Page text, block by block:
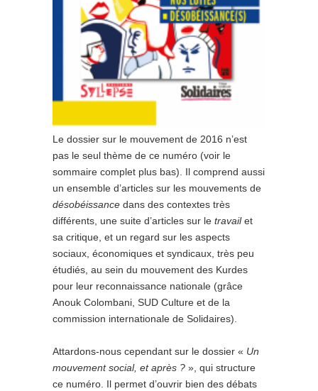
Le dossier sur le mouvement de 2016 n’est
pas le seul thème de ce numéro (voir le
sommaire complet plus bas). Il comprend aussi
un ensemble d’articles sur les mouvements de
désobéissance dans des contextes très
différents, une suite d’articles sur le travailet
sa critique, et un regard sur les aspects
sociaux, économiques et syndicaux, très peu
étudiés, au sein du mouvement des Kurdes
pour leur reconnaissance nationale (grâce
Anouk Colombani, SUD Culture et de la
commission internationale de Solidaires).
Attardons-nous cependant sur le dossier « Un
mouvement social, et après ? », qui structure
ce numéro. Il permet d’ouvrir bien des débats